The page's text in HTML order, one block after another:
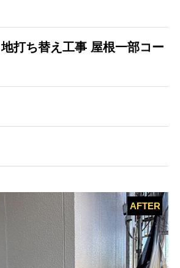
打ち替え工事 屋根一部コー